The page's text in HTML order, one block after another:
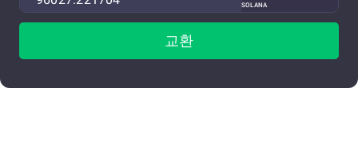
SOLANA
교환